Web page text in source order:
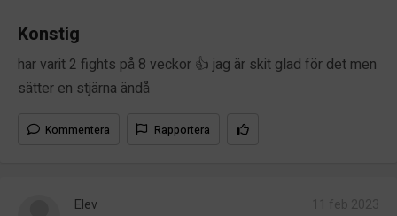
Konstig
har varit 2 fights på 8 veckor 👍 jag är skit glad för det men
sätter en stjärna ändå
Kommentera Rapportera
Elev